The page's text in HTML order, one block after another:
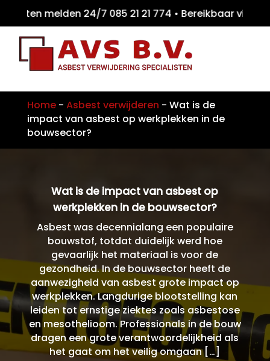
melden 24/7 085 21 21 774 •
Home- Asbest verwijderen - Wat is de
impact van asbest op werkplekken in de
bouwsector?
Wat is de impact van asbest op
werkplekken in de bouwsector?
Asbest was decennialang een populaire
bouwstof, totdat duidelijk werd hoe
gevaarlijk het materiaal is voor de
gezondheid. In de bouwsector heeft de
aanwezigheid van asbest grote impact op
werkplekken. Langdurige blootstelling kan
leiden tot ernstige ziektes zoals asbestose
en mesothelioom. Professionals in de bouw
dragen een grote verantwoordelijkheid als
het gaat om het veilig omgaan […]